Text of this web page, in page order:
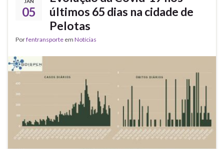
05
últimos 65 dias na cidade de
Pelotas
Porfentransporte em Notícias